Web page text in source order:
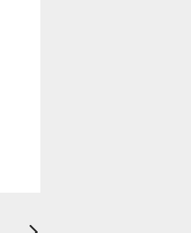
Siguiente